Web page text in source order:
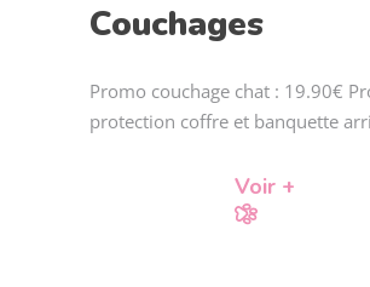
Couchages
Promo couchage chat : 19.90€
protection coffre et banquette
Voir +